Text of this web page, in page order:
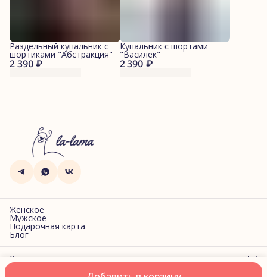
2 390 ₽
Раздельный купальник с
шортиками "Абстракция"
2 390 ₽
Купальник с шортами
"Василек"
Женское
Мужское
Подарочная карта
Блог
Контакты